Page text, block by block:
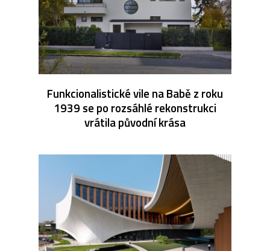
Funkcionalistické vile na Babě z roku
1939 se po rozsáhlé rekonstrukci
vrátila původní krása